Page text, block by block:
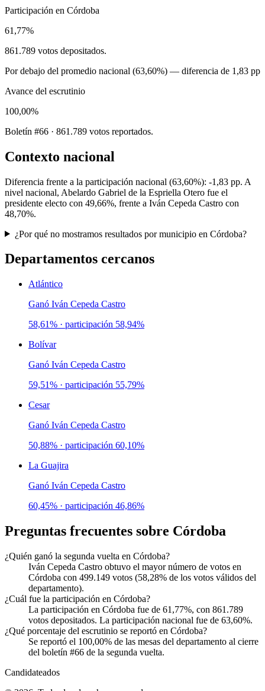
Participación en Córdoba
61,77%
861.789 votos depositados.
Por debajo del promedio nacional (63,60%) — diferencia de 1,83 pp
Avance del escrutinio
100,00%
Boletín #66 · 861.789 votos reportados.
Contexto nacional
Diferencia frente a la participación nacional (63,60%): -1,83 pp. A
nivel nacional, Abelardo Gabriel de la Espriella Otero fue el
presidente electo con 49,66%, frente a Iván Cepeda Castro con
48,70%.
¿Por qué no mostramos resultados por municipio en Córdoba?
Departamentos cercanos
Atlántico
Ganó Iván Cepeda Castro
58,61% · participación 58,94%
Bolívar
Ganó Iván Cepeda Castro
59,51% · participación 55,79%
Cesar
Ganó Iván Cepeda Castro
50,88% · participación 60,10%
La Guajira
Ganó Iván Cepeda Castro
60,45% · participación 46,86%
Preguntas frecuentes sobre Córdoba
¿Quién ganó la segunda vuelta en Córdoba?
Iván Cepeda Castro obtuvo el mayor número de votos en
Córdoba con 499.149 votos (58,28% de los votos válidos del
departamento).
¿Cuál fue la participación en Córdoba?
La participación en Córdoba fue de 61,77%, con 861.789
votos depositados. La participación nacional fue de 63,60%.
¿Qué porcentaje del escrutinio se reportó en Córdoba?
Se reportó el 100,00% de las mesas del departamento al cierre
del boletín #66 de la segunda vuelta.
Candidateados